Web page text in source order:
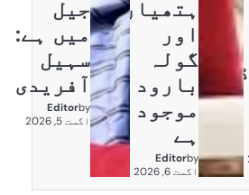
ہتھیار
اور
گولہ
بارود
موجود
ہے
by
Editor
اگست 6, 2026
جیل
میں ہے:
سہیل
آفریدی
by
Editor
اگست 5, 2026